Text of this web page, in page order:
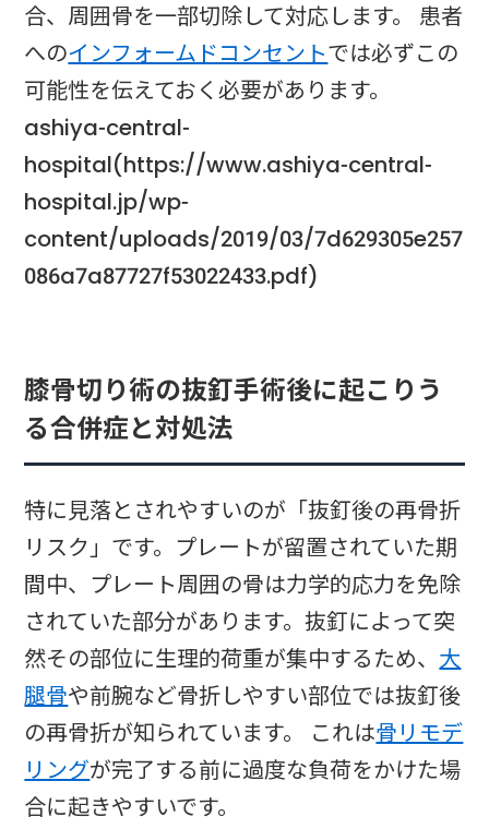
合、周囲骨を一部切除して対応します。 患者
へのインフォームドコンセントでは必ずこの
可能性を伝えておく必要があります。
ashiya-central-
hospital(https://www.ashiya-central-
hospital.jp/wp-
content/uploads/2019/03/7d629305e257
086a7a87727f53022433.pdf)
膝骨切り術の抜釘手術後に起こりう
る合併症と対処法
特に見落とされやすいのが「抜釘後の再骨折
リスク」です。プレートが留置されていた期
間中、プレート周囲の骨は力学的応力を免除
されていた部分があります。抜釘によって突
然その部位に生理的荷重が集中するため、 大
腿骨や前腕など骨折しやすい部位では抜釘後
の再骨折が知られています。 これは骨リモデ
リングが完了する前に過度な負荷をかけた場
合に起きやすいです。